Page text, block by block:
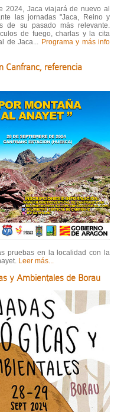
2024, Jaca viajará de nuevo al
las jornadas "Jaca, Reino y
de su pasado más relevante.
de fuego, charlas y la cita
de Jaca... Programa y más info
Canfranc, referencia
pruebas en la localidad con la
Leer más...
y Ambientales de Borau